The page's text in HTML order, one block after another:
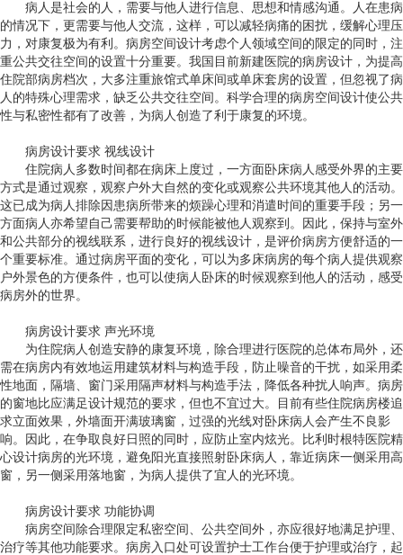
病人是社会的人，需要与他人进行信息、思想和情感沟通。人在患病
的情况下，更需要与他人交流，这样，可以减轻病痛的困扰，缓解心理压
力，对康复极为有利。病房空间设计考虑个人领域空间的限定的同时，注
重公共交往空间的设置十分重要。我国目前新建医院的病房设计，为提高
住院部病房档次，大多注重旅馆式单床间或单床套房的设置，但忽视了病
人的特殊心理需求，缺乏公共交往空间。科学合理的病房空间设计使公共
性与私密性都有了改善，为病人创造了利于康复的环境。
病房设计要求 视线设计
住院病人多数时间都在病床上度过，一方面卧床病人感受外界的主要
方式是通过观察，观察户外大自然的变化或观察公共环境其他人的活动。
这已成为病人排除因患病所带来的烦躁心理和消遣时间的重要手段；另一
方面病人亦希望自己需要帮助的时候能被他人观察到。因此，保持与室外
和公共部分的视线联系，进行良好的视线设计，是评价病房方便舒适的一
个重要标准。通过病房平面的变化，可以为多床病房的每个病人提供观察
户外景色的方便条件，也可以使病人卧床的时候观察到他人的活动，感受
病房外的世界。
病房设计要求 声光环境
为住院病人创造安静的康复环境，除合理进行医院的总体布局外，还
需在病房内有效地运用建筑材料与构造手段，防止噪音的干扰，如采用柔
性地面，隔墙、窗门采用隔声材料与构造手法，降低各种扰人响声。病房
的窗地比应满足设计规范的要求，但也不宜过大。目前有些住院病房楼追
求立面效果，外墙面开满玻璃窗，过强的光线对卧床病人会产生不良影
响。因此，在争取良好日照的同时，应防止室内炫光。比利时根特医院精
心设计病房的光环境，避免阳光直接照射卧床病人，靠近病床一侧采用高
窗，另一侧采用落地窗，为病人提供了宜人的光环境。
病房设计要求 功能协调
病房空间除合理限定私密空间、公共空间外，亦应很好地满足护理、
治疗等其他功能要求。病房入口处可设置护士工作台便于护理或治疗，起